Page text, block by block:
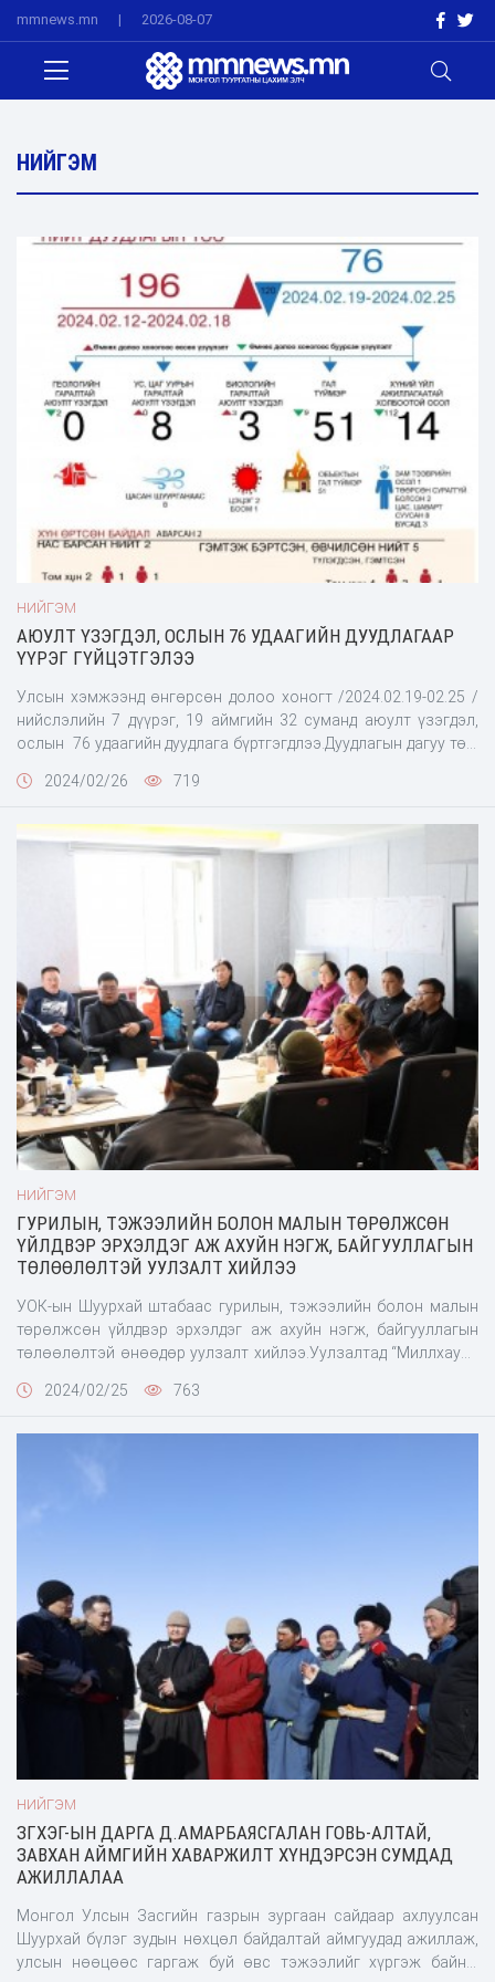
mmnews.mn | 2026-08-07
НИЙГЭМ
НИЙГЭМ
АЮУЛТ ҮЗЭГДЭЛ, ОСЛЫН 76 УДААГИЙН ДУУДЛАГААР
ҮҮРЭГ ГҮЙЦЭТГЭЛЭЭ
Улсын хэмжээнд өнгөрсөн долоо хоногт /2024.02.19-02.25 /
нийслэлийн 7 дүүрэг, 19 аймгийн 32 суманд аюулт үзэгдэл,
ослын 76 удаагийн дуудлага бүртгэгдлээ.Дуудлагын дагуу төв,
үүрэг гүйцэтгэж, 2 иргэний амь насыг авран хамгаалсан.
гэмтэж бэртсэн байна.Нийт дуудлагын 51 нь гал түймэр, 14 нь
хүний үйл ажиллагаатай холбоотой осол, 8нь ус, цаг уурын
гаралтай аюулт үзэгдэл, 3 нь биологийн гаралтай аюулт
2024/02/26 719
НИЙГЭМ
ГУРИЛЫН, ТЭЖЭЭЛИЙН БОЛОН МАЛЫН ТӨРӨЛЖСӨН
ҮЙЛДВЭР ЭРХЭЛДЭГ АЖ АХУЙН НЭГЖ, БАЙГУУЛЛАГЫН
ТӨЛӨӨЛӨЛТЭЙ УУЛЗАЛТ ХИЙЛЭЭ
УОК-ын Шуурхай штабаас гурилын, тэжээлийн болон малын
төрөлжсөн үйлдвэр эрхэлдэг аж ахуйн нэгж, байгууллагын
төлөөлөлтэй өнөөдөр уулзалт хийлээ.Уулзалтад “Миллхаус”,
“Майнд тэч”, “Протейн”, “Хөвсгөл алтан дуулга” ХХК зэрэг
хэмжээнд 26.664 тн өвсийг 127.514 өрхөд, 10.526 тн
тэжээлийг 128.687 өрхөд тус тус хуваарилан олгоод байна”
хэмээн мэдээлэлдээ онцоллоо.Уулзалтад оролцогчид,
үйлдвэрийн үнээр өвс, тэжээлийг борлуулдаг ч дундын
зуучаар борлуулагчид үнийг 2-4 дахин нэмэгж худалдаалдаг нь
малчид худалдан авахад хүндрэл учруулдаг. Тиймээс цаашид
энэ тал дээр нэгдсэн зохион байгуулалтад орж, хэрэгцээт
шаардлагатай байгаа өвс, тэжээлийг үйлдвэрлэж, хамтран
ажиллахад бэлэн байгаа гэдгээ илэрхийлж, тулгамдаж байгаа
асуудал, шийдлийн талаар санал солилцсон юм.
2024/02/25 763
НИЙГЭМ
ЗГХЭГ-ЫН ДАРГА Д.АМАРБАЯСГАЛАН ГОВЬ-АЛТАЙ,
ЗАВХАН АЙМГИЙН ХАВАРЖИЛТ ХҮНДЭРСЭН СУМДАД
АЖИЛЛАЛАА
Монгол Улсын Засгийн газрын зургаан сайдаар ахлуулсан
Шуурхай бүлэг зудын нөхцөл байдалтай аймгуудад ажиллаж,
улсын нөөцөөс гаргаж буй өвс тэжээлийг хүргэж байна.